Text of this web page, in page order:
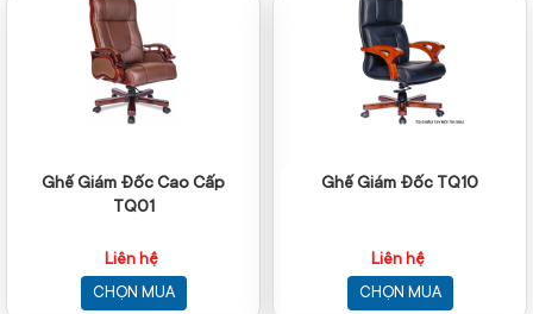
Ghế Giám Đốc Cao Cấp
TQ01
Liên hệ
CHỌN MUA
Ghế Giám Đốc TQ10
Liên hệ
CHỌN MUA